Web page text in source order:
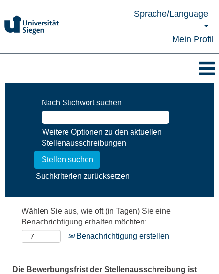
Sprache/Language
Mein Profil
Nach Stichwort suchen
Weitere Optionen zu den aktuellen
Stellenausschreibungen
Suchkriterien zurücksetzen
Wählen Sie aus, wie oft (in Tagen) Sie eine
Benachrichtigung erhalten möchten:
Benachrichtigung erstellen
Die Bewerbungsfrist der Stellenausschreibung ist